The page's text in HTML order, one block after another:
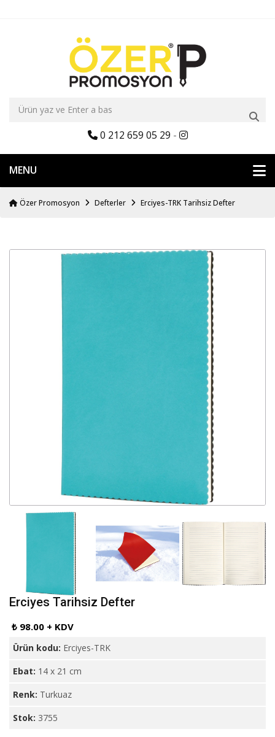
0 212 659 05 29 -
MENU
Özer Promosyon Defterler Erciyes-TRK Tarihsiz Defter
Erciyes Tarihsiz Defter
₺ 98.00 + KDV
Ürün kodu: Erciyes-TRK
Ebat: 14 x 21 cm
Renk: Turkuaz
Stok: 3755